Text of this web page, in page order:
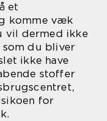
et
komme væk
vil dermed ikke
som du bliver
ikke have
stoffer
for